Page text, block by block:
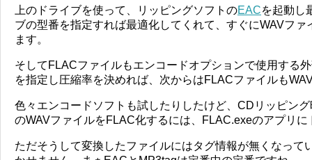
上のドライブを使って、リッピングソフトのEACを起動し
ブの型番を指定すれば最適化してくれて、すぐにWAVフ
ます。
そしてFLACファイルもエンコードオプションで使用する
を指定し圧縮率を決めれば、次からはFLACファイルも
色々エンコードソフトも試したりしたけど、CDリッピン
のWAVファイルをFLAC化するには、FLAC.exeのアプリ
ただそうして変換したファイルにはタグ情報が無くなって